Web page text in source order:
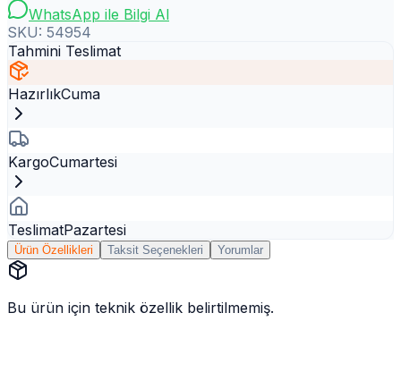
WhatsApp ile Bilgi Al
SKU: 54954
Tahmini Teslimat
HazırlıkCuma
KargoCumartesi
TeslimatPazartesi
Ürün Özellikleri Taksit Seçenekleri Yorumlar
Bu ürün için teknik özellik belirtilmemiş.